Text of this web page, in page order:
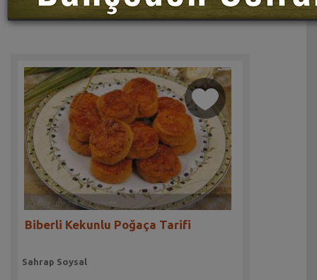
Biberli Kekunlu Poğaça Tarifi
Sahrap Soysal